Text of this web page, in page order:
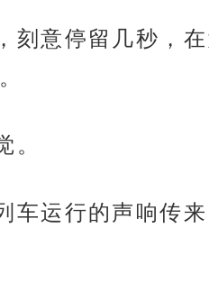
意停留几秒，
。
运行的声响传来